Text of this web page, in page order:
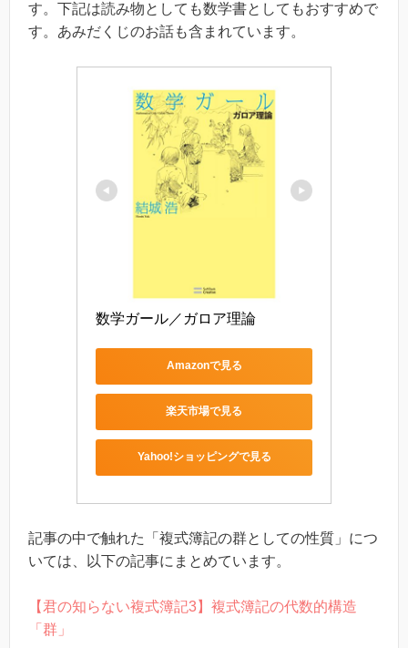
す。下記は読み物としても数学書としてもおすすめで
す。あみだくじのお話も含まれています。
数学ガール／ガロア理論
Amazonで見る
楽天市場で見る
Yahoo!ショッピングで見る
記事の中で触れた「複式簿記の群としての性質」につ
いては、以下の記事にまとめています。
【君の知らない複式簿記3】複式簿記の代数的構造
「群」